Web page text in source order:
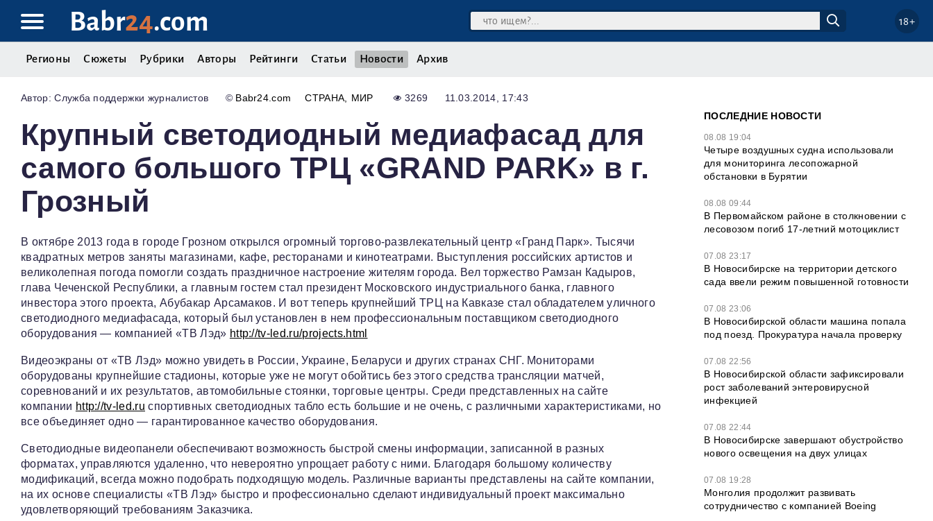
Babr24.com 18+
Регионы Сюжеты Рубрики Авторы Рейтинги Статьи Новости Архив
Служба поддержки журналистов © Babr24.com СТРАНА МИР 3269 11.03.2014, 17:43
Крупный светодиодный медиафасад для
самого большого ТРЦ «GRAND PARK» в г.
Грозный
В октябре 2013 года в городе Грозном открылся огромный торгово-развлекательный центр «Гранд Парк». Тысячи
квадратных метров заняты магазинами, кафе, ресторанами и кинотеатрами. Выступления российских артистов и
великолепная погода помогли создать праздничное настроение жителям города. Вел торжество Рамзан Кадыров,
глава Чеченской Республики, а главным гостем стал президент Московского индустриального банка, главного
инвестора этого проекта, Абубакар Арсамаков. И вот теперь крупнейший ТРЦ на Кавказе стал обладателем уличного
светодиодного медиафасада, который был установлен в нем профессиональным поставщиком светодиодного
оборудования — компанией «ТВ Лэд» http://tv-led.ru/projects.html
Видеоэкраны от «ТВ Лэд» можно увидеть в России, Украине, Беларуси и других странах СНГ. Мониторами
оборудованы крупнейшие стадионы, которые уже не могут обойтись без этого средства трансляции матчей,
соревнований и их результатов, автомобильные стоянки, торговые центры. Среди представленных на сайте
компании http://tv-led.ru спортивных светодиодных табло есть большие и не очень, с различными характеристиками, но
все объединяет одно — гарантированное качество оборудования.
Светодиодные видеопанели обеспечивают возможность быстрой смены информации, записанной в разных
форматах, управляются удаленно, что невероятно упрощает работу с ними. Благодаря большому количеству
модификаций, всегда можно подобрать подходящую модель. Различные варианты представлены на сайте компании,
на их основе специалисты «ТВ Лэд» быстро и профессионально сделают индивидуальный проект максимально
удовлетворяющий требованиям Заказчика.
ПОСЛЕДНИЕ НОВОСТИ
08.08 19:04
Четыре воздушных судна использовали
для мониторинга лесопожарной
обстановки в Бурятии
08.08 09:44
В Первомайском районе в столкновении с
лесовозом погиб 17-летний мотоциклист
07.08 23:17
В Новосибирске на территории детского
сада ввели режим повышенной готовности
07.08 23:06
В Новосибирской области машина попала
под поезд. Прокуратура начала проверку
07.08 22:56
В Новосибирской области зафиксировали
рост заболеваний энтеровирусной
инфекцией
07.08 22:44
В Новосибирске завершают обустройство
нового освещения на двух улицах
07.08 19:28
Монголия продолжит развивать
сотрудничество с компанией Boeing